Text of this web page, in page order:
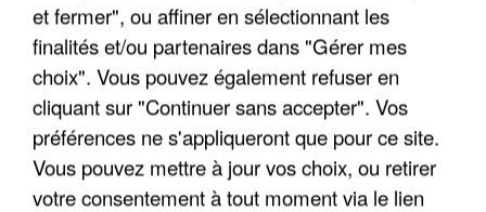
et fermer", ou affiner en sélectionnant les
finalités et/ou partenaires dans "Gérer mes
choix". Vous pouvez également refuser en
cliquant sur "Continuer sans accepter". Vos
préférences ne s'appliqueront que pour ce site.
Vous pouvez mettre à jour vos choix, ou retirer
votre consentement à tout moment via le lien